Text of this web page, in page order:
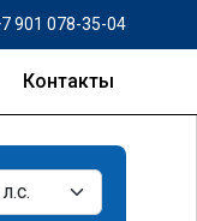
901 078-35-04
Контакты